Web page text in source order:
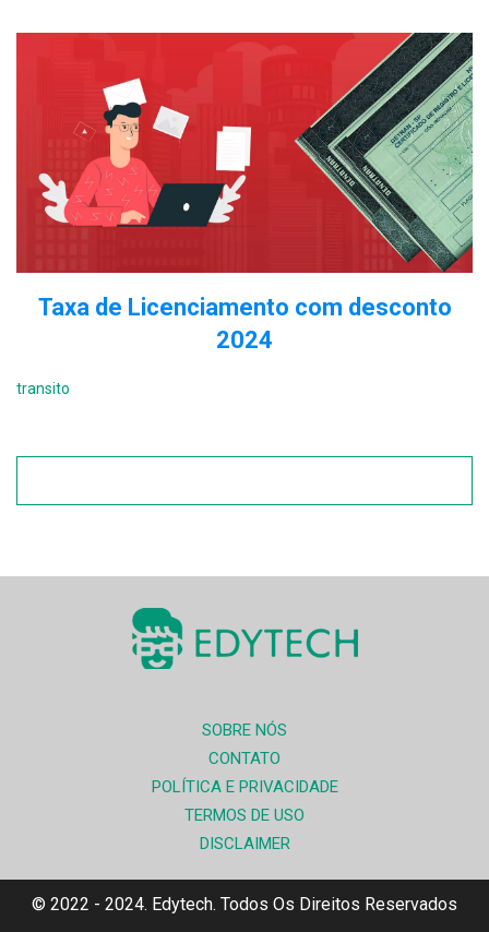
Taxa de Licenciamento com desconto
2024
transito
SOBRE NÓS
CONTATO
POLÍTICA E PRIVACIDADE
TERMOS DE USO
DISCLAIMER
© 2022 - 2024. Edytech. Todos Os Direitos Reservados